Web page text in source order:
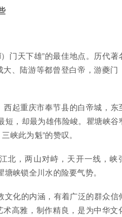
门天下雄”的最佳地点。历代著
、陆游等都曾登白帝，游夔门
起重庆市奉节县的白帝城，东
短，却最为雄伟险峻。瞿塘峡谷
峡此为魁”的赞叹。
北，两山对峙，天开一线，峡
峡锁全川水的险要气势。
化的内涵，有着广泛的群众信
高雅，制作精良，是为中华文